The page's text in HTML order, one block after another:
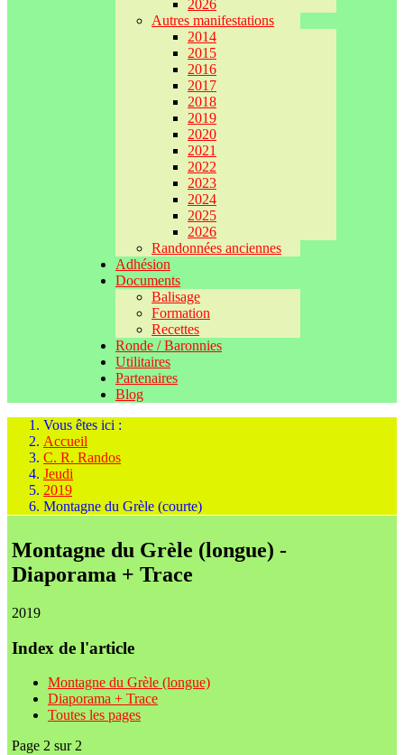
2026
Autres manifestations
2014
2015
2016
2017
2018
2019
2020
2021
2022
2023
2024
2025
2026
Randonnées anciennes
Adhésion
Documents
Balisage
Formation
Recettes
Ronde / Baronnies
Utilitaires
Partenaires
Blog
Vous êtes ici :
Accueil
C. R. Randos
Jeudi
2019
Montagne du Grèle (courte)
Montagne du Grèle (longue) -
Diaporama + Trace
2019
Index de l'article
Montagne du Grèle (longue)
Diaporama + Trace
Toutes les pages
Page 2 sur 2